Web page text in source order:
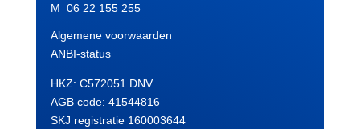
M 06 22 155 255
Algemene voorwaarden
ANBI-status
HKZ: C572051 DNV
AGB code: 41544816
SKJ registratie 160003644